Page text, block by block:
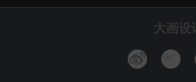
大画设